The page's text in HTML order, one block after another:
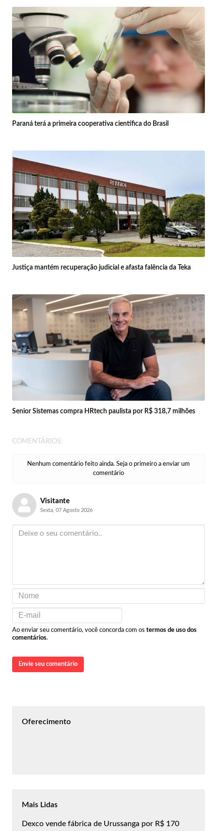
Paraná terá a primeira cooperativa científica do Brasil
Justiça mantém recuperação judicial e afasta falência da Teka
Senior Sistemas compra HRtech paulista por R$ 318,7 milhões
COMENTÁRIOS:
Nenhum comentário feito ainda. Seja o primeiro a enviar um
comentário
Visitante
Sexta, 07 Agosto 2026
Ao enviar seu comentário, você concorda com os termos de uso dos
comentários.
Envie seu comentário
Oferecimento
Mais Lidas
Dexco vende fábrica de Urussanga por R$ 170